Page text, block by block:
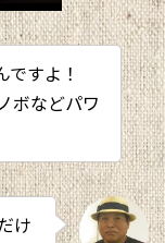
すよ！
ボなどパワ
け